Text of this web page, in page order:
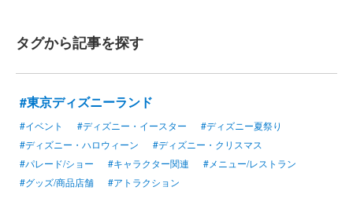
タグから記事を探す
#東京ディズニーランド
#イベント #ディズニー・イースター
#ディズニー夏祭り
#ディズニー・ハロウィーン
#ディズニー・クリスマス
#パレード/ショー
#キャラクター関連
#メニュー/レストラン
#グッズ/商品店舗
#アトラクション